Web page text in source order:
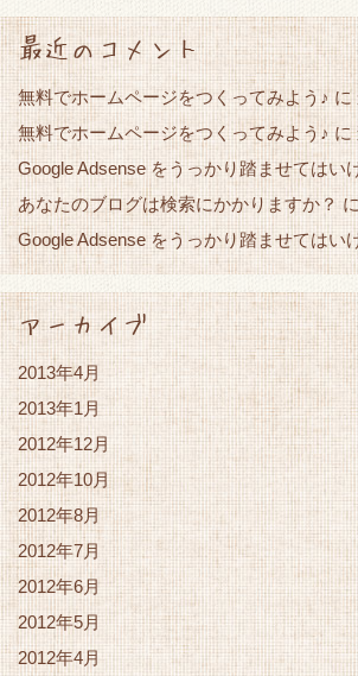
最近のコメント
無料でホームページをつくってみよう♪ に
無料でホームページをつくってみよう♪に
Google Adsense をうっかり踏ませてはい
あなたのブログは検索にかかりますか？ に
Google Adsense をうっかり踏ませてはい
アーカイブ
2013年4月
2013年1月
2012年12月
2012年10月
2012年8月
2012年7月
2012年6月
2012年5月
2012年4月